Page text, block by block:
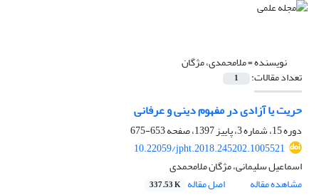
نویسنده =ملامحمدی، مژگان
تعداد مقالات: 1
حریت یا آزادی در مفهوم دینی و عرفانی
دوره 15، شماره 3، پاییز 1397، صفحه
653-675
10.22059/jpht.2018.245202.1005521
اسماعیل سلیمانی، مژگان ملامحمدی
مشاهده مقاله
اصل مقاله 337.53 K